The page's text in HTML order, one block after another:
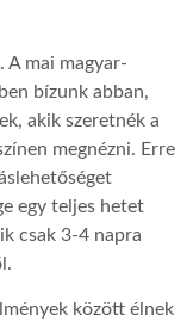
A mai magyar-
bízunk abban,
akik szeretnék a
megnézni. Erre
egy teljes hetet
csak 3-4 napra
között élnek